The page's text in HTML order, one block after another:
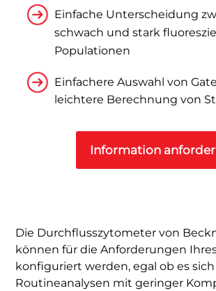
Einfache Unterscheidung
schwach und stark
Populationen
Einfachere Auswahl von
leichtere Berechnung von
Information
Die Durchflusszytometer von
können für die Anforderungen
konfiguriert werden, egal ob es
Routineanalysen mit geringer